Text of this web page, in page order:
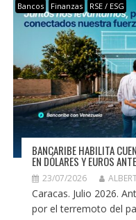
Bancos Finanzas RSE / ESG
BANCARIBE HABILITA
EN DÓLARES Y EUROS
23/07/2026
Caracas. Julio 2026.
por el terremoto del